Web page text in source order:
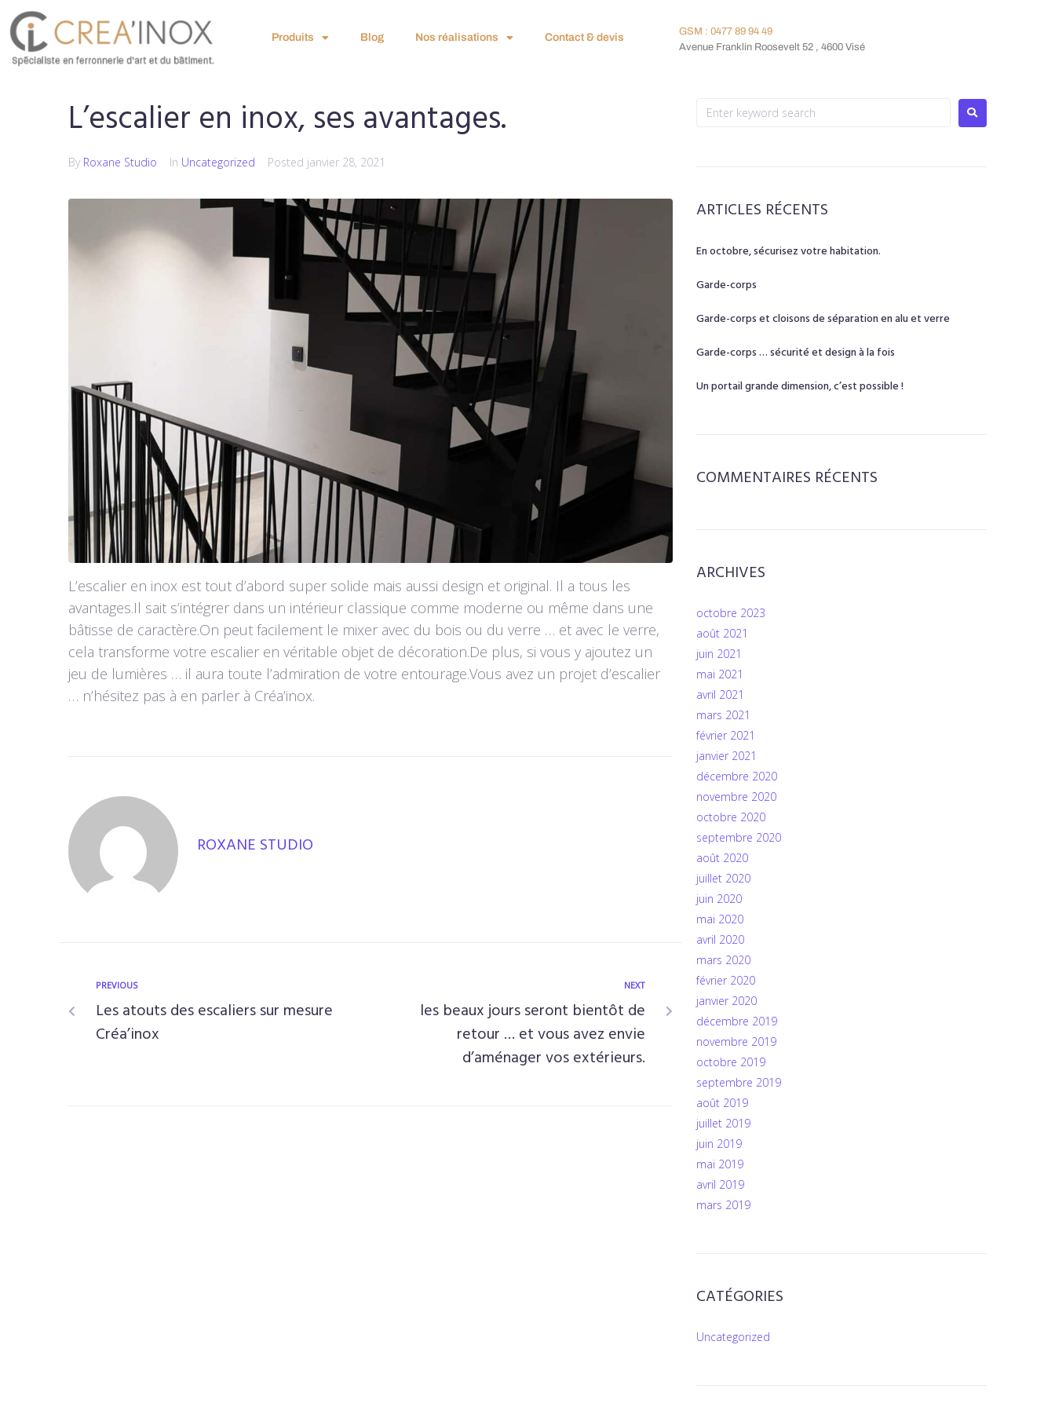
Produits Blog Nos réalisations Contact & devis
GSM : 0477 89 94 49
Avenue Franklin Roosevelt 52 , 4600 Visé
L’escalier en inox, ses avantages.
By Roxane Studio In Uncategorized Posted janvier 28, 2021
L’escalier en inox est tout d’abord super solide mais aussi design et original. Il a tous les
avantages.Il sait s’intégrer dans un intérieur classique comme moderne ou même dans une
bâtisse de caractère.On peut facilement le mixer avec du bois ou du verre … et avec le verre,
cela transforme votre escalier en véritable objet de décoration.De plus, si vous y ajoutez un
jeu de lumières … il aura toute l’admiration de votre entourage.Vous avez un projet d’escalier
… n’hésitez pas à en parler à Créa’inox.
ROXANE STUDIO
PREVIOUS
Les atouts des escaliers sur mesure
Créa’inox
NEXT
les beaux jours seront bientôt de
retour … et vous avez envie
d’aménager vos extérieurs.
ARTICLES RÉCENTS
En octobre, sécurisez votre habitation.
Garde-corps
Garde-corps et cloisons de séparation en alu et verre
Garde-corps … sécurité et design à la fois
Un portail grande dimension, c’est possible !
COMMENTAIRES RÉCENTS
ARCHIVES
octobre 2023
août 2021
juin 2021
mai 2021
avril 2021
mars 2021
février 2021
janvier 2021
décembre 2020
novembre 2020
octobre 2020
septembre 2020
août 2020
juillet 2020
juin 2020
mai 2020
avril 2020
mars 2020
février 2020
janvier 2020
décembre 2019
novembre 2019
octobre 2019
septembre 2019
août 2019
juillet 2019
juin 2019
mai 2019
avril 2019
mars 2019
CATÉGORIES
Uncategorized